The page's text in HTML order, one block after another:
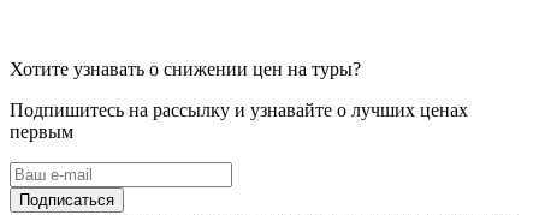
Хотите узнавать о снижении цен на туры?
Подпишитесь на рассылку и узнавайте о лучших ценах
первым
Подписаться